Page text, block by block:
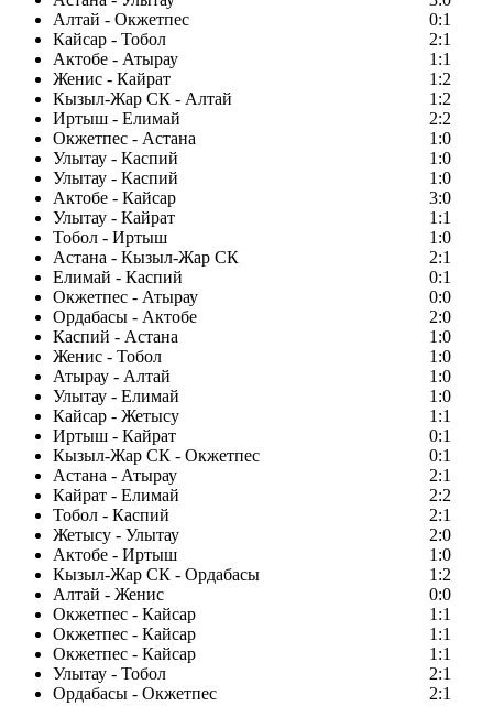
Алтай - Окжетпес
0:1
Кайсар - Тобол
2:1
Актобе - Атырау
1:1
Женис - Кайрат
1:2
Кызыл-Жар СК - Алтай
1:2
Иртыш - Елимай
2:2
Окжетпес - Астана
1:0
Улытау - Каспий
1:0
Улытау - Каспий
1:0
Актобе - Кайсар
3:0
Улытау - Кайрат
1:1
Тобол - Иртыш
1:0
Астана - Кызыл-Жар СК
2:1
Елимай - Каспий
0:1
Окжетпес - Атырау
0:0
Ордабасы - Актобе
2:0
Каспий - Астана
1:0
Женис - Тобол
1:0
Атырау - Алтай
1:0
Улытау - Елимай
1:0
Кайсар - Жетысу
1:1
Иртыш - Кайрат
0:1
Кызыл-Жар СК - Окжетпес
0:1
Астана - Атырау
2:1
Кайрат - Елимай
2:2
Тобол - Каспий
2:1
Жетысу - Улытау
2:0
Актобе - Иртыш
1:0
Кызыл-Жар СК - Ордабасы
1:2
Алтай - Женис
0:0
Окжетпес - Кайсар
1:1
Окжетпес - Кайсар
1:1
Окжетпес - Кайсар
1:1
Улытау - Тобол
2:1
Ордабасы - Окжетпес
2:1